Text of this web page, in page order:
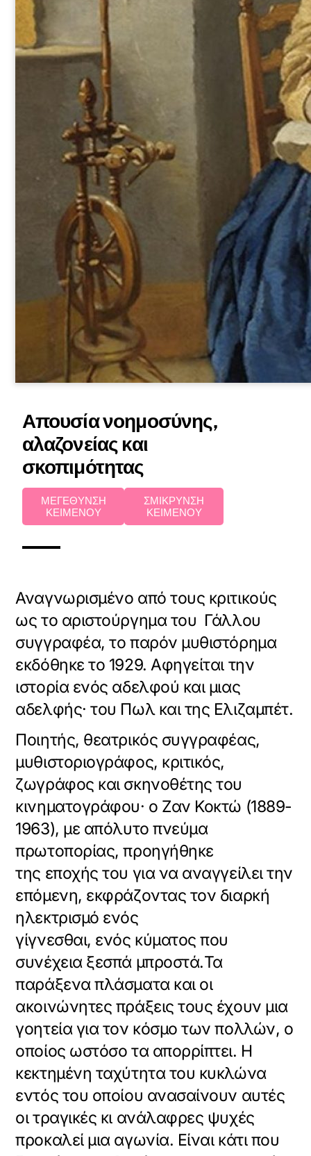
Απουσία νοημοσύνης,
αλαζονείας και
σκοπιμότητας
ΜΕΓΕΘΥΝΣΗ
ΚΕΙΜΕΝΟΥ
ΣΜΙΚΡΥΝΣΗ
ΚΕΙΜΕΝΟΥ
Αναγνωρισμένο από τους κριτικούς
ως το αριστούργημα του Γάλλου
συγγραφέα, το παρόν μυθιστόρημα
εκδόθηκε το 1929. Αφηγείται την
ιστορία ενός αδελφού και μιας
αδελφής· του Πωλ και της Ελιζαμπέτ.
Ποιητής, θεατρικός συγγραφέας,
μυθιστοριογράφος, κριτικός,
ζωγράφος και σκηνοθέτης του
κινηματογράφου· ο Ζαν Κοκτώ (1889-
1963), με απόλυτο πνεύμα
πρωτοπορίας, προηγήθηκε
της εποχής του για να αναγγείλει την
επόμενη, εκφράζοντας τον διαρκή
ηλεκτρισμό ενός
γίγνεσθαι, ενός κύματος που
συνέχεια ξεσπά μπροστά.Τα
παράξενα πλάσματα και οι
ακοινώνητες πράξεις τους έχουν μια
γοητεία για τον κόσμο των πολλών, ο
οποίος ωστόσο τα απορρίπτει. Η
κεκτημένη ταχύτητα του κυκλώνα
εντός του οποίου ανασαίνουν αυτές
οι τραγικές κι ανάλαφρες ψυχές
προκαλεί μια αγωνία. Είναι κάτι που